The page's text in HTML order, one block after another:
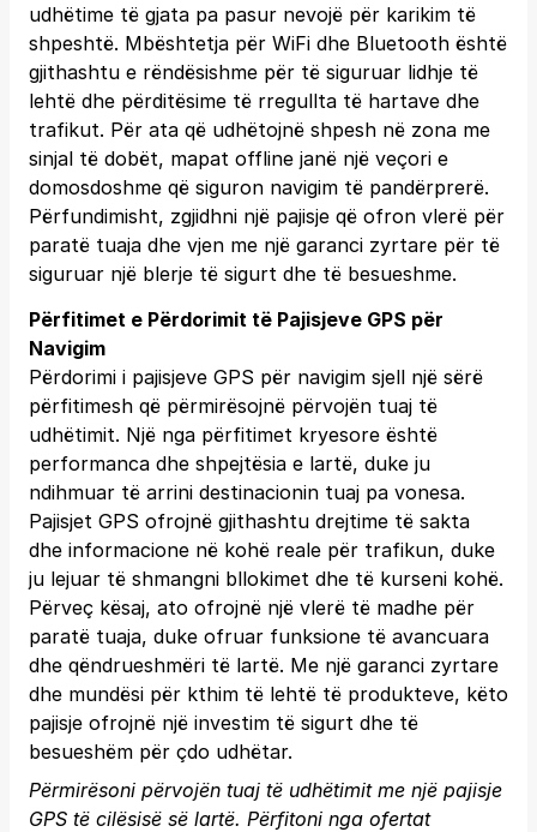
udhëtime të gjata pa pasur nevojë për karikim të
shpeshtë. Mbështetja për WiFi dhe Bluetooth është
gjithashtu e rëndësishme për të siguruar lidhje të
lehtë dhe përditësime të rregullta të hartave dhe
trafikut. Për ata që udhëtojnë shpesh në zona me
sinjal të dobët, mapat offline janë një veçori e
domosdoshme që siguron navigim të pandërprerë.
Përfundimisht, zgjidhni një pajisje që ofron vlerë për
paratë tuaja dhe vjen me një garanci zyrtare për të
siguruar një blerje të sigurt dhe të besueshme.
Përfitimet e Përdorimit të Pajisjeve GPS për
Navigim
Përdorimi i pajisjeve GPS për navigim sjell një sërë
përfitimesh që përmirësojnë përvojën tuaj të
udhëtimit. Një nga përfitimet kryesore është
performanca dhe shpejtësia e lartë, duke ju
ndihmuar të arrini destinacionin tuaj pa vonesa.
Pajisjet GPS ofrojnë gjithashtu drejtime të sakta
dhe informacione në kohë reale për trafikun, duke
ju lejuar të shmangni bllokimet dhe të kurseni kohë.
Përveç kësaj, ato ofrojnë një vlerë të madhe për
paratë tuaja, duke ofruar funksione të avancuara
dhe qëndrueshmëri të lartë. Me një garanci zyrtare
dhe mundësi për kthim të lehtë të produkteve, këto
pajisje ofrojnë një investim të sigurt dhe të
besueshëm për çdo udhëtar.
Përmirësoni përvojën tuaj të udhëtimit me një pajisje
GPS të cilësisë së lartë. Përfitoni nga ofertat